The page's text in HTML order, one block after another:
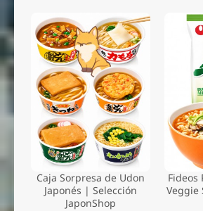
Caja Sorpresa de Udon
Japonés | Selección
JaponShop
Fideos
Veggie